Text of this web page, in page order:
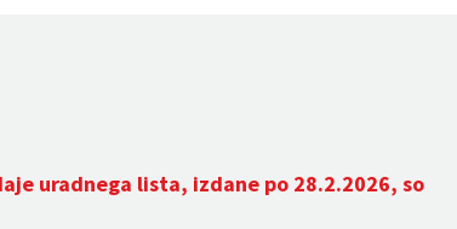
uradnega lista, izdane po 28.2.2026, so